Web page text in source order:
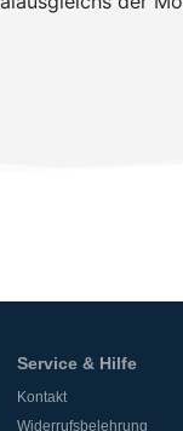
Service & Hilfe
Kontakt
Widerrufsbelehrung